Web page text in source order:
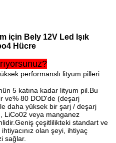
için Bely 12V Led Işık
Hücre
performanslı lityum pilleri
5 katına kadar lityum pil.Bu
ve% 80 DOD'de (deşarj
daha yüksek bir şarj / deşarj
LiCo02 veya manganez
çeşitlilikteki standart ve
olan şeyi, ihtiyaç
sağlar.